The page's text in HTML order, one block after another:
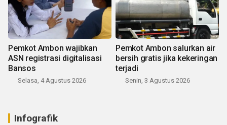
Pemkot Ambon wajibkan
ASN registrasi digitalisasi
Bansos
Selasa, 4 Agustus 2026
Pemkot Ambon salurkan air
bersih gratis jika kekeringan
terjadi
Senin, 3 Agustus 2026
Infografik